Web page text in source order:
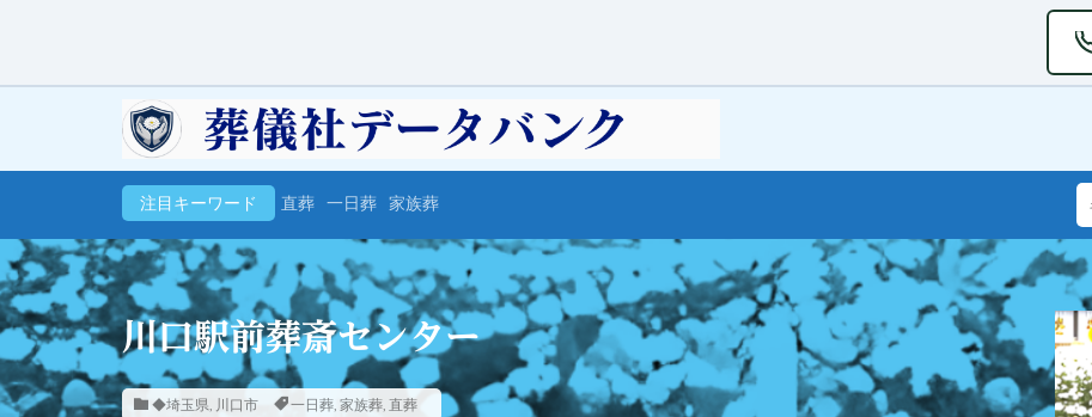
注目キーワード 直葬 一日葬 家族葬
川口駅前葬斎センター
◆埼玉県, 川口市 一日葬, 家族葬, 直葬